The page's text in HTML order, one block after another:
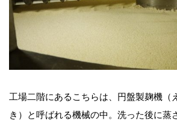
工場二階にあるこちらは、円盤製麹機（
き）と呼ばれる機械の中。洗った後に蒸